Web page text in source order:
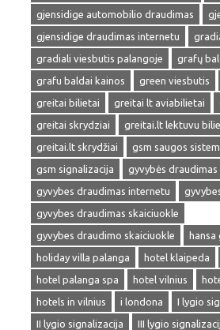
gjensidige automobilio draudimas
gjensidige draudimas internetu
gradiali viesbutis palangoje
grafų
grafu baldai kainos
green viesbutis
greitai bilietai
greitai lt aviabilietai
greitai skrydziai
greitai.lt lektuvu
greitai.lt skrydžiai
gsm saugos
gsm signalizacija
gyvybės draudimas
gyvybes draudimas internetu
gyvybes draudimas skaiciuokle
gyvybes draudimo skaiciuokle
holiday villa palanga
hotel klaipeda
hotel palanga spa
hotel vilnius
hotels in vilnius
i londona
I lygio
II lygio signalizacija
III lygio